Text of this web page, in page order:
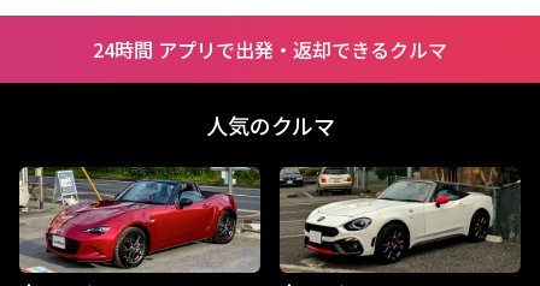
24時間 アプリで出発・返却できるクルマ
人気のクルマ